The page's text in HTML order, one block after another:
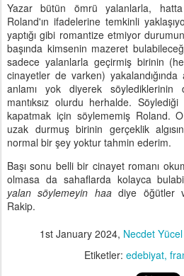
Yazar bütün ömrü yalanlarla,
Roland'ın ifadelerine temkinli
yaptığı gibi romantize etmiyor
başında kimsenin mazeret
sadece yalanlarla geçirmiş birinin
cinayetler de varken)
anlamı yok diyerek
mantıksız olurdu herhalde.
kapatmak için söylememiş Roland.
uzak durmuş birinin gerçeklik
normal bir şey yoktur tahmin ederim.
Başı sonu belli bir cinayet romanı
olmasa da sahaflarda kolayca
yalan söylemeyin haadiye öğütler
Rakip.
1st January 2024, Necdet Yücel
Etiketler: edebiyat